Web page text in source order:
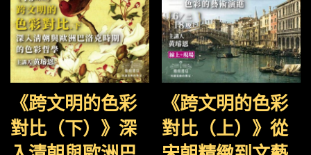
《跨文明的色彩
對比（下）》深
《跨文明的色彩
對比（上）》從